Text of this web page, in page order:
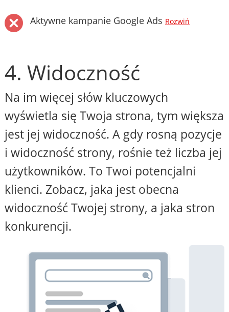
Aktywne kampanie Google Ads Rozwiń
4. Widoczność
Na im więcej słów kluczowych
wyświetla się Twoja strona, tym większa
jest jej widoczność. A gdy rosną pozycje
i widoczność strony, rośnie też liczba jej
użytkowników. To Twoi potencjalni
klienci. Zobacz, jaka jest obecna
widoczność Twojej strony, a jaka stron
konkurencji.